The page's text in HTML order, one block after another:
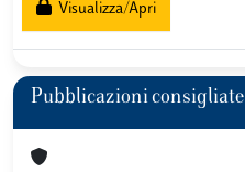
Visualizza/Apri
Pubblicazioni consigliate